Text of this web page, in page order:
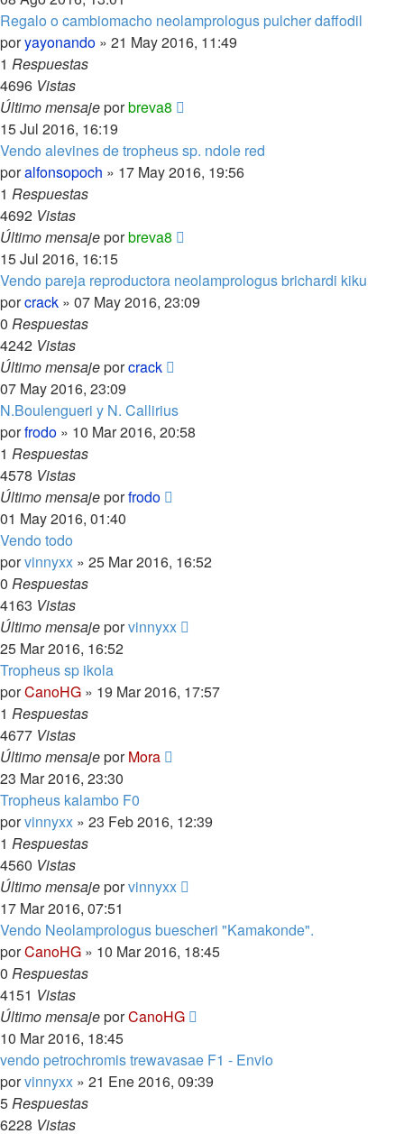
Regalo o cambiomacho neolamprologus pulcher daffodil
poryayonando » 21 May 2016, 11:49
1 Respuestas
4696 Vistas
Último mensajeporbreva8
15 Jul 2016, 16:19
Vendo alevines de tropheus sp. ndole red
poralfonsopoch » 17 May 2016, 19:56
1 Respuestas
4692 Vistas
Último mensajeporbreva8
15 Jul 2016, 16:15
Vendo pareja reproductora neolamprologus brichardi kiku
porcrack » 07 May 2016, 23:09
0 Respuestas
4242 Vistas
Último mensajeporcrack
07 May 2016, 23:09
N.Boulengueri y N. Callirius
porfrodo » 10 Mar 2016, 20:58
1 Respuestas
4578 Vistas
Último mensajeporfrodo
01 May 2016, 01:40
Vendo todo
porvinnyxx » 25 Mar 2016, 16:52
0 Respuestas
4163 Vistas
Último mensajeporvinnyxx
25 Mar 2016, 16:52
Tropheus sp ikola
porCanoHG » 19 Mar 2016, 17:57
1 Respuestas
4677 Vistas
Último mensajeporMora
23 Mar 2016, 23:30
Tropheus kalambo F0
porvinnyxx » 23 Feb 2016, 12:39
1 Respuestas
4560 Vistas
Último mensajeporvinnyxx
17 Mar 2016, 07:51
Vendo Neolamprologus buescheri "Kamakonde".
porCanoHG » 10 Mar 2016, 18:45
0 Respuestas
4151 Vistas
Último mensajeporCanoHG
10 Mar 2016, 18:45
vendo petrochromis trewavasae F1 - Envio
porvinnyxx » 21 Ene 2016, 09:39
5Respuestas
6228 Vistas